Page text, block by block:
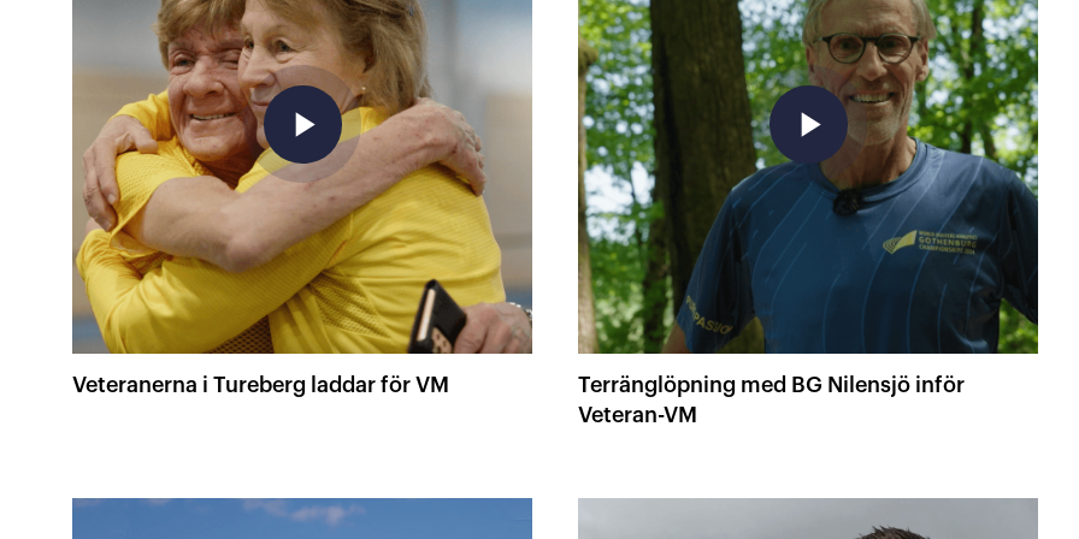
play_arrow
Veteranerna i Tureberg laddar för VM
play_arrow
Terränglöpning med BG Nilensjö inför
Veteran-VM